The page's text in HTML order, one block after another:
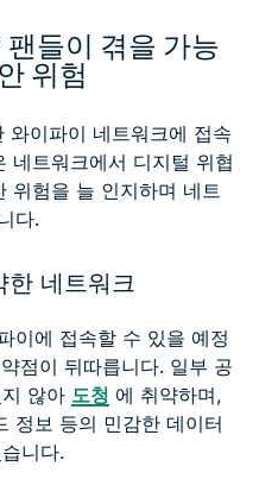
들이 겪을 가능
위험
이파이 네트워크에 접속
네트워크에서 디지털 위협
위험을 늘 인지하며 네트
다.
한 네트워크
이에 접속할 수 있을 예정
점이 뒤따릅니다. 일부 공
않아 도청 에 취약하며,
정보 등의 민감한 데이터
니다.